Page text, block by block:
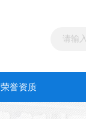
荣誉资质